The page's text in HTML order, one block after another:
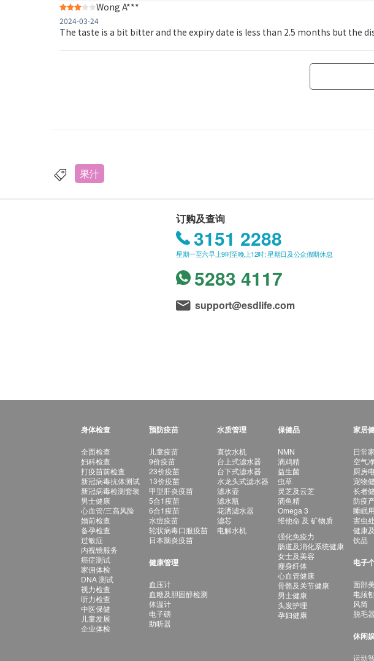
Wong A***
2024-03-24
The taste is a bit bitter and the expiry date is less than 2.5 months but the
果汁
订购及查询
3151 2288
星期一至六早上9时至晚上12时; 星期日及公众假期休息
5283 4117
support@esdlife.com
身体检查
全面检查
妇科检查
打疫苗前检查
新冠病毒抗体测试
新冠病毒检测套装
男士健康
心血管/三高风险
婚前检查
备孕检查
过敏症
内视镜服务
癌症测试
家佣体检
DNA 测试
视力检查
听力检查
中医保健
儿童发展
企业体检
预防疫苗
儿童疫苗
9价疫苗
23价疫苗
13价疫苗
甲型肝炎疫苗
5合1疫苗
6合1疫苗
水痘疫苗
轮状病毒口服疫苗
日本脑炎疫苗
健康管理
血压计
血糖及胆固醇检测
体温计
电子磅
助听器
水质管理
直饮水机
台上式滤水器
台下式滤水器
水龙头式滤水器
滤水壶
滤水瓶
花洒滤水器
滤芯
电解水机
保健品
NMN
滴鸡精
益生菌
虫草
灵芝及云芝
滴鱼精
Omega 3
维他命 及 矿物质
强化免疫力
肠道及消化系统健康
女士及美容
瘦身纤体
心血管健康
骨骼及关节健康
男士健康
头发护理
孕妇健康
家居
日常
空气
厨房
宠物
长者
防疫
睡眠
害虫
健康
饮品
电子
面部
电须
风筒
脱毛器
休闲
运动